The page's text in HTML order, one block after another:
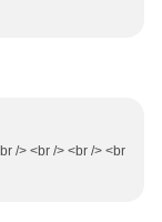
/> <br /> <br /> <br